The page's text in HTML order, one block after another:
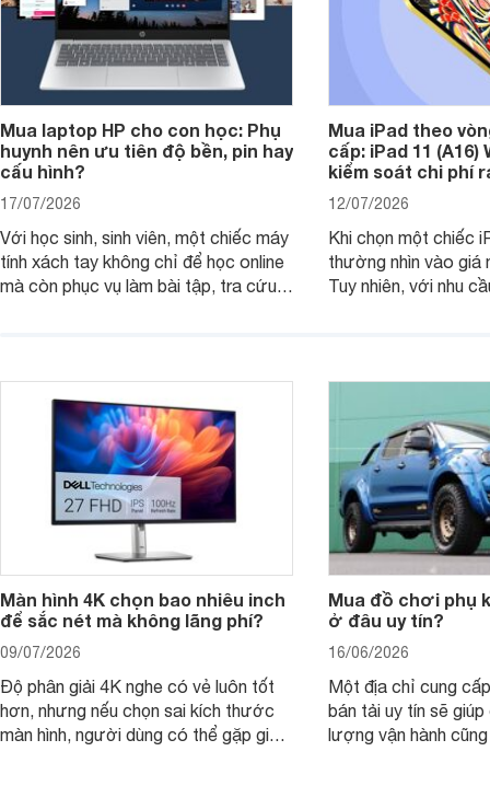
Mua laptop HP cho con học: Phụ
huynh nên ưu tiên độ bền, pin hay
cấu hình?
17/07/2026
Với học sinh, sinh viên, một chiếc máy
tính xách tay không chỉ để học online
mà còn phục vụ làm bài tập, tra cứu,
thay vì chỉ so sánh cấu hình trên giấy.
Mua iPad theo
cấp: iPad 11 (A16)
kiểm soát chi phí
12/07/2026
Khi chọn một chiếc
thường nhìn vào
Tuy nhiên, với nhu
không, dùng được
Màn hình 4K chọn bao nhiêu inch
để sắc nét mà không lãng phí?
09/07/2026
Độ phân giải 4K nghe có vẻ luôn tốt
hơn, nhưng nếu chọn sai kích thước
màn hình, người dùng có thể gặp giao
Mua đồ chơi phụ
ở đâu uy tín?
16/06/2026
Một địa chỉ cung
bán tải uy tín sẽ
lượng vận hành